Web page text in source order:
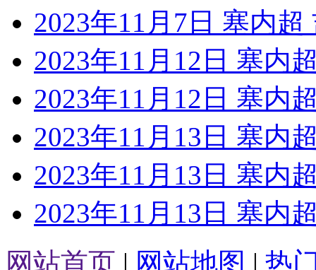
2023年11月7日 塞内
2023年11月12日 塞内
2023年11月12日 塞内
2023年11月13日 塞内
2023年11月13日 塞内
2023年11月13日 塞内
网站首页 | 网站地图 | 热